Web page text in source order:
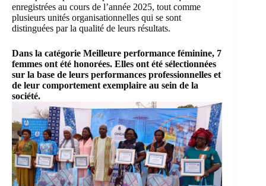
enregistrées au cours de l’année 2025, tout comme
plusieurs unités organisationnelles qui se sont
distinguées par la qualité de leurs résultats.
Dans la catégorie Meilleure performance féminine, 7
femmes ont été honorées. Elles ont été sélectionnées
sur la base de leurs performances professionnelles et
de leur comportement exemplaire au sein de la
société.